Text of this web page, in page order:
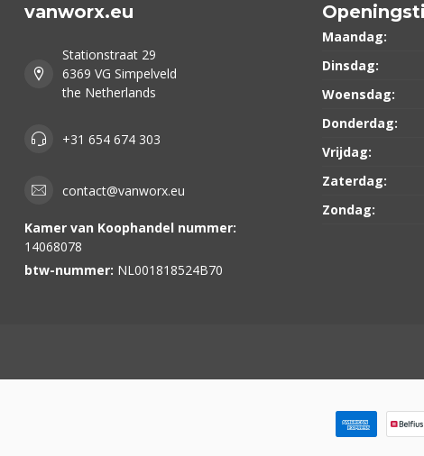
vanworx.eu
Stationstraat 29
6369 VG Simpelveld
the Netherlands
+31 654 674 303
contact@vanworx.eu
Kamer van Koophandel nummer:
14068078
btw-nummer: NL001818524B70
Maandag:
Dinsdag:
Woensdag:
Donderdag:
Vrijdag:
Zaterdag:
Zondag: